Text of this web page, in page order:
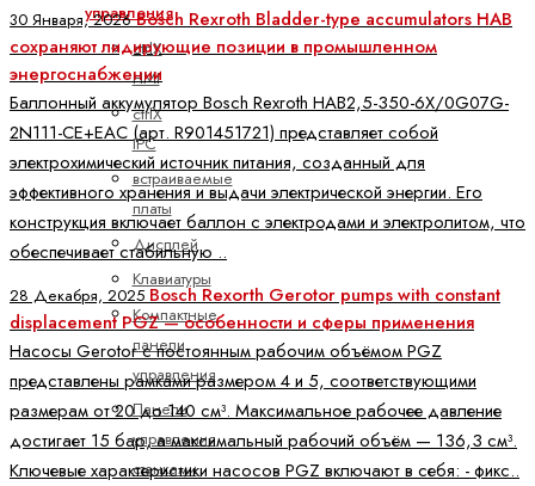
управления
ctrlX
HMI
ctrlX
IPC
встраиваемые
платы
Дисплей
Клавиатуры
Компактные
панели
управления
Панели
управления
станками
30 Января, 2026Bosch Rexroth Bladder-type accumulators HAB
сохраняют лидирующие позиции в промышленном
энергоснабжении
Баллонный аккумулятор Bosch Rexroth HAB2,5-350-6X/0G07G-
2N111-CE+EAC (арт. R901451721) представляет собой
электрохимический источник питания, созданный для
эффективного хранения и выдачи электрической энергии. Его
конструкция включает баллон с электродами и электролитом, что
обеспечивает стабильную ..
28 Декабря, 2025 Bosch Rexorth Gerotor pumps with constant
displacement PGZ — особенности и сферы применения
Насосы Gerotor с постоянным рабочим объёмом PGZ
представлены рамками размером 4 и 5, соответствующими
размерам от 20 до 140 см³. Максимальное рабочее давление
достигает 15 бар, а максимальный рабочий объём — 136,3 см³.
Ключевые характеристики насосов PGZ включают в себя: - фикс..